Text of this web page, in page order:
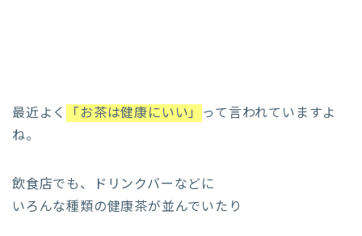
最近よく 「お茶は健康にいい」 って言われていますよ
ね。
飲食店でも、ドリンクバーなどに
いろんな種類の健康茶が並んでいたり